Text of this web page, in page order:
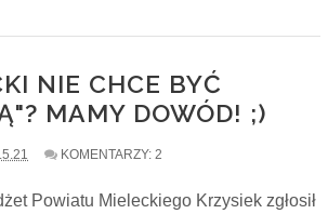
NIE CHCE BYĆ
MAMY DOWÓD! ;)
KOMENTARZY: 2
Powiatu Mieleckiego Krzysiek zgłosił